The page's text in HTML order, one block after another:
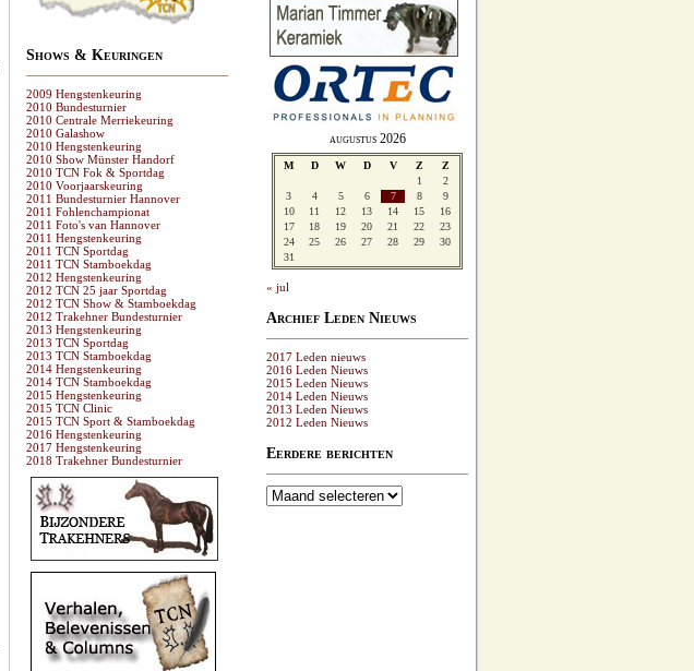
Shows & Keuringen
2009 Hengstenkeuring
2010 Bundesturnier
2010 Centrale Merriekeuring
2010 Galashow
2010 Hengstenkeuring
2010 Show Münster Handorf
2010 TCN Fok & Sportdag
2010 Voorjaarskeuring
2011 Bundesturnier Hannover
2011 Fohlenchampionat
2011 Foto's van Hannover
2011 Hengstenkeuring
2011 TCN Sportdag
2011 TCN Stamboekdag
2012 Hengstenkeuring
2012 TCN 25 jaar Sportdag
2012 TCN Show & Stamboekdag
2012 Trakehner Bundesturnier
2013 Hengstenkeuring
2013 TCN Sportdag
2013 TCN Stamboekdag
2014 Hengstenkeuring
2014 TCN Stamboekdag
2015 Hengstenkeuring
2015 TCN Clinic
2015 TCN Sport & Stamboekdag
2016 Hengstenkeuring
2017 Hengstenkeuring
2018 Trakehner Bundesturnier
augustus 2026
M D W D V Z
Z
1
2
3
4 5 6 7 8
9
10
11 12 13 14 15
16
17
18 19 20 21 22
23
24
25 26 27 28 29
30
31
« jul
Archief Leden Nieuws
2017 Leden nieuws
2016 Leden Nieuws
2015 Leden Nieuws
2014 Leden Nieuws
2013 Leden Nieuws
2012 Leden Nieuws
Eerdere berichten
Eerdere
berichten